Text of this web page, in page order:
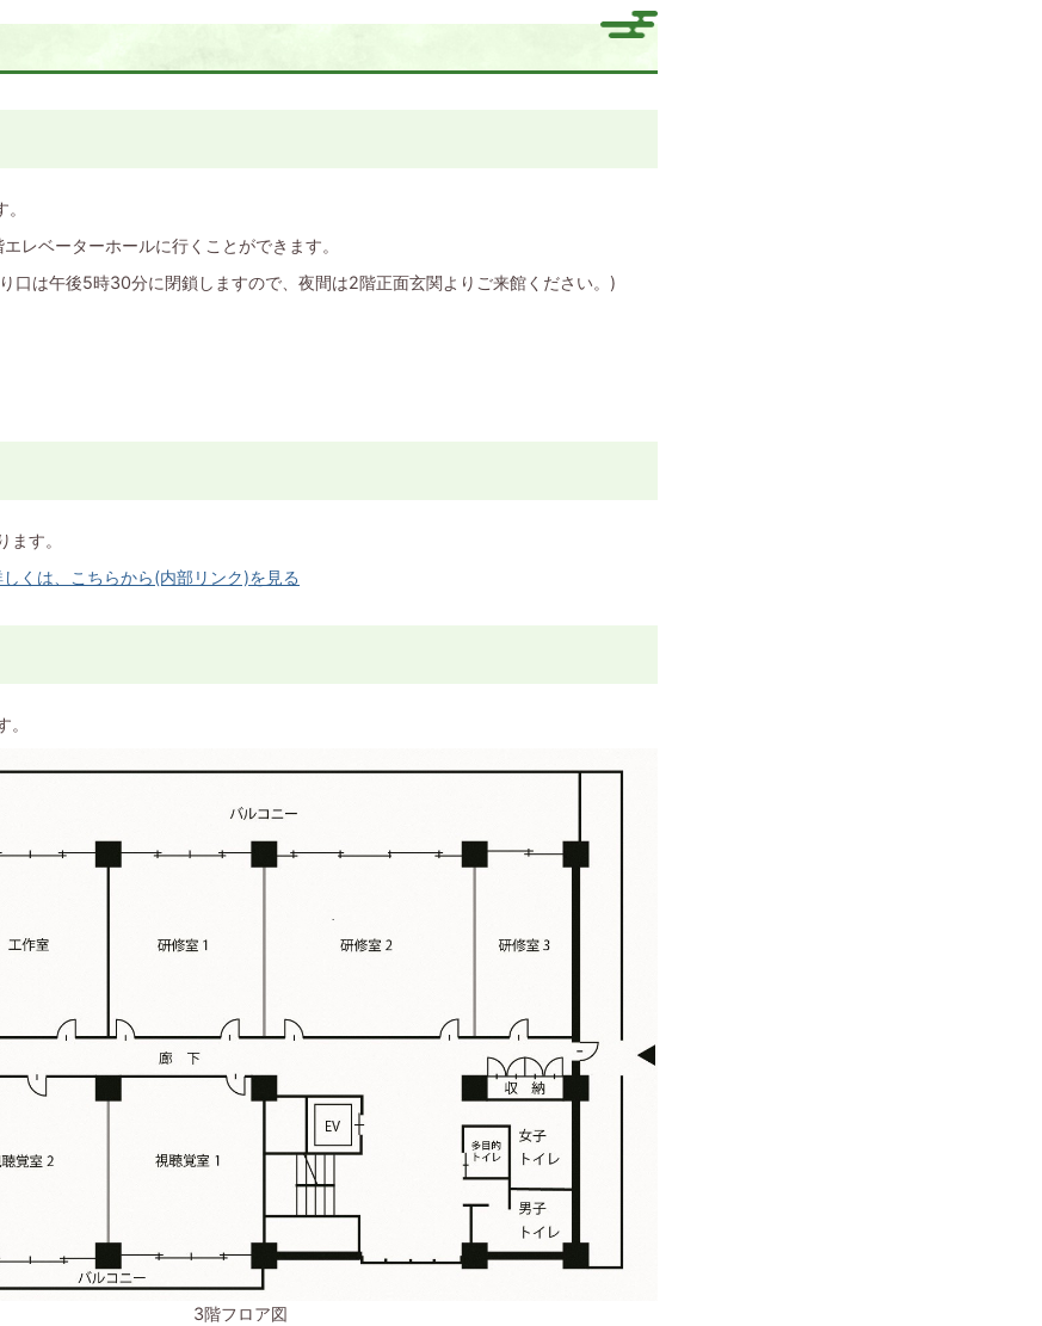
レベーターホールに行くことができます。
口は午後5時30分に閉鎖しますので、夜間は2階正面玄関よりご来館ください。)
す。
くは、こちらから(内部リンク)を見る
3階フロア図